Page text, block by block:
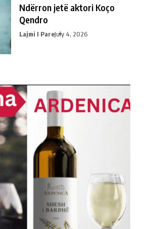
Ndërron jetë aktori Koço
Qendro
Lajmi I PareJuly 4, 2026